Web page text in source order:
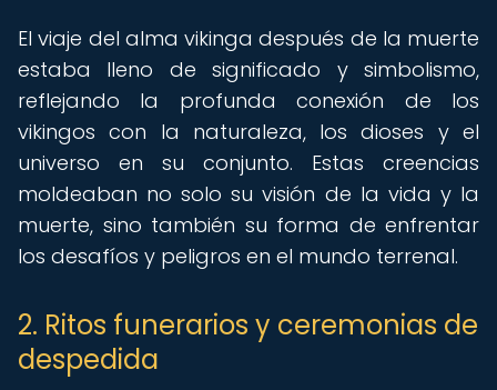
El viaje del alma vikinga después de la muerte
estaba lleno de significado y simbolismo,
reflejando la profunda conexión de los
vikingos con la naturaleza, los dioses y el
universo en su conjunto. Estas creencias
moldeaban no solo su visión de la vida y la
muerte, sino también su forma de enfrentar
los desafíos y peligros en el mundo terrenal.
2. Ritos funerarios y ceremonias de
despedida